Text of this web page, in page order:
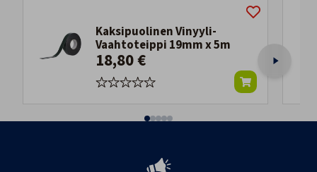
Kaksipuolinen Vinyyli-
Vaahtoteippi 19mm x 5m
18,80 €